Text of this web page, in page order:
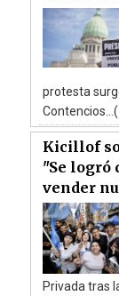
protesta
Kicillof
"Se logró
vender
Privada tras